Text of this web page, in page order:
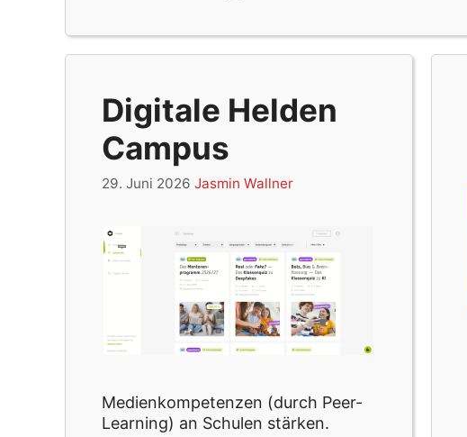
Digitale Helden
Campus
29. Juni 2026 Jasmin Wallner
Medienkompetenzen (durch Peer-
Learning) an Schulen stärken.